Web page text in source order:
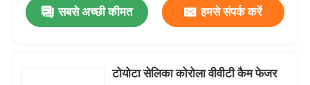
इंजन समय श्रृंखला
सबसे अच्छी कीमत हमसे संपर्क करें
टोयोटा सेलिका कोरोला वीवीटी कैम फेजर